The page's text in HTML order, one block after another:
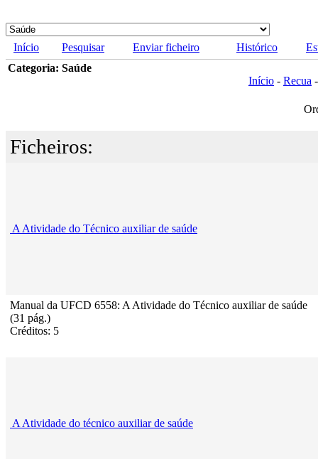
Início Pesquisar Enviar ficheiro Histórico
Categoria: Saúde
Início - Recua
Ficheiros:
A Atividade do Técnico auxiliar de saúde
Manual da UFCD 6558: A Atividade do Técnico auxiliar de saúde
(31 pág.)
Créditos: 5
A Atividade do técnico auxiliar de saúde